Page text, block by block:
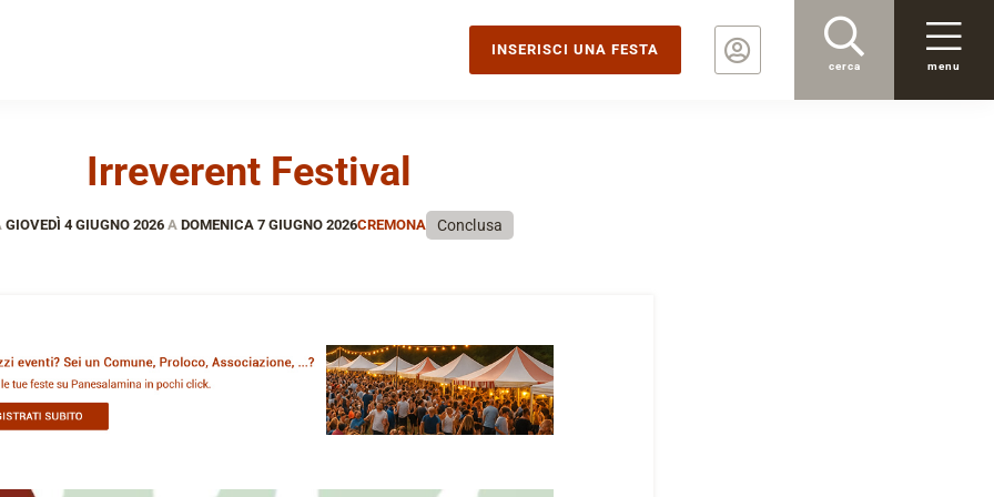
INSERISCI UNA FESTA
cerca menu
Irreverent Festival
GIOVEDÌ 4 GIUGNO 2026A DOMENICA 7 GIUGNO 2026CREMONA Conclusa